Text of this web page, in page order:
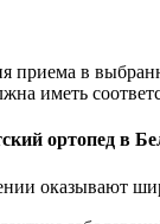
приема в
иметь
ортопед в
оказывают